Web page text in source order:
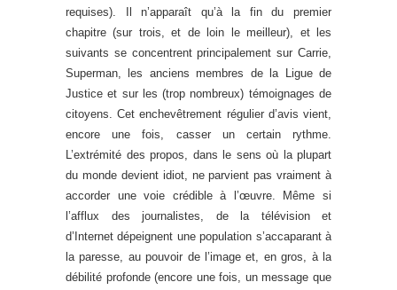
requises). Il n’apparaît qu’à la fin du premier
chapitre (sur trois, et de loin le meilleur), et les
suivants se concentrent principalement sur Carrie,
Superman, les anciens membres de la Ligue de
Justice et sur les (trop nombreux) témoignages de
citoyens. Cet enchevêtrement régulier d’avis vient,
encore une fois, casser un certain rythme.
L’extrémité des propos, dans le sens où la plupart
du monde devient idiot, ne parvient pas vraiment à
accorder une voie crédible à l’œuvre. Même si
l’afflux des journalistes, de la télévision et
d’Internet dépeignent une population s’accaparant à
la paresse, au pouvoir de l’image et, en gros, à la
débilité profonde (encore une fois, un message que